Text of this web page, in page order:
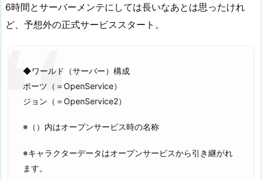
6時間とサーバーメンテにしては長いなあとは思ったけれ
ど、予想外の正式サービススタート。
◆ワールド（サーバー）構成
ポーツ（＝OpenService）
ジョン（＝OpenService2）
※（）内はオープンサービス時の名称
※キャラクターデータはオープンサービスから引き継がれ
ます。